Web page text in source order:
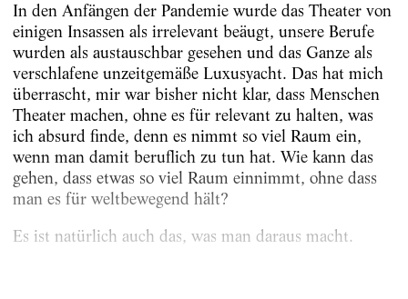
In den Anfängen der Pandemie wurde das Theater von
einigen Insassen als irrelevant beäugt, unsere Berufe
wurden als austauschbar gesehen und das Ganze als
verschlafene unzeitgemäße Luxusyacht. Das hat mich
überrascht, mir war bisher nicht klar, dass Menschen
Theater machen, ohne es für relevant zu halten, was
ich absurd finde, denn es nimmt so viel Raum ein,
wenn man damit beruflich zu tun hat. Wie kann das
gehen, dass etwas so viel Raum einnimmt, ohne dass
man es für weltbewegend hält?
Es ist natürlich auch das, was man daraus macht.